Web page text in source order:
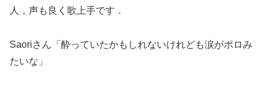
人，声も良く歌上手です．
Saoriさん「酔っていたかもしれないけれども涙がポロみ
たいな」